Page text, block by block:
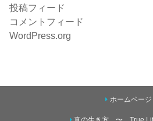
投稿フィード
コメントフィード
WordPress.org
ホームページ